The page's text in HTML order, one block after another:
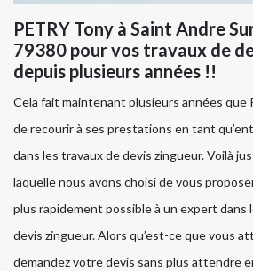
PETRY Tony à Saint Andre
79380 pour vos travaux de
depuis plusieurs années !!
Cela fait maintenant plusieurs années que
de recourir à ses prestations en tant
dans les travaux de devis zingueur. Voilà
laquelle nous avons choisi de vous
plus rapidement possible à un expert dans
devis zingueur. Alors qu’est-ce que vous
demandez votre devis sans plus attendre